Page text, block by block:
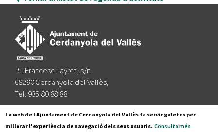
Pl. Francesc Layret, s/n
08290 Cerdanyola del Vallès,
Tel. 935 80 88 88
Segueix-nos a:
La web de l'Ajuntament de Cerdanyola del Vallès fa servir galetes per
millorar l'experiència de navegació dels seus usuaris. Consulta més